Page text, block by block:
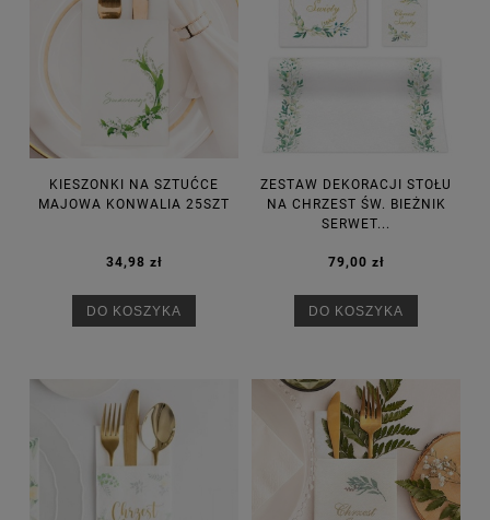
KIESZONKI NA SZTUĆCE
MAJOWA KONWALIA 25SZT
34,98 zł
DO KOSZYKA
ZESTAW DEKORACJI STOŁU
NA CHRZEST ŚW. BIEŻNIK
SERWET...
79,00 zł
DO KOSZYKA